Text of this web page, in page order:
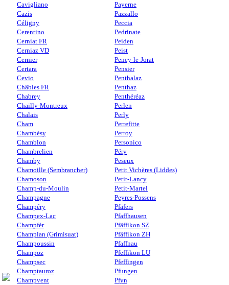
Cavigliano
Cazis
Céligny
Cerentino
Cerniat FR
Cerniaz VD
Cernier
Certara
Cevio
Châbles FR
Chabrey
Chailly-Montreux
Chalais
Cham
Chambésy
Chamblon
Chambrelien
Chamby
Chamoille (Sembrancher)
Chamoson
Champ-du-Moulin
Champagne
Champéry
Champex-Lac
Champfèr
Champlan (Grimisuat)
Champoussin
Champoz
Champsec
Champtauroz
Champvent
Payerne
Pazzallo
Peccia
Pedrinate
Peiden
Peist
Peney-le-Jorat
Pensier
Penthalaz
Penthaz
Penthéréaz
Perlen
Perly
Perrefitte
Perroy
Personico
Péry
Peseux
Petit Vichères (Liddes)
Petit-Lancy
Petit-Martel
Peyres-Possens
Pfäfers
Pfaffhausen
Pfäffikon SZ
Pfäffikon ZH
Pfaffnau
Pfeffikon LU
Pfeffingen
Pfungen
Pfyn